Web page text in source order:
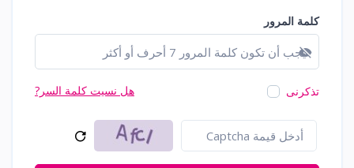
كلمة المرور
عرض كلمة المرور
تذكرنى هل نسيت كلمة السر?